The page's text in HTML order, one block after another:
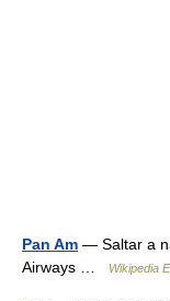
Pan Am — Saltar a
Airways …
Wikipedia